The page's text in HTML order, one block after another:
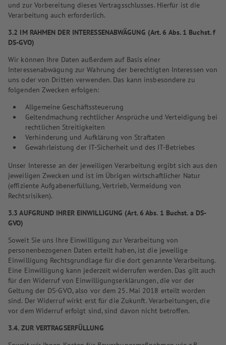
und zur Vorbereitung dieses Vertragsschlusses. Hierfür ist die
Verarbeitung auch erforderlich.
3.2 IM RAHMEN DER INTERESSENABWÄGUNG (Art. 6 Abs. 1 Buchst. f
DS-GVO)
Wir können Ihre Daten außerdem auf Basis einer
Interessenabwägung zur Wahrung der berechtigten Interessen von
uns oder von Dritten verwenden. Das kann insbesondere zu
folgenden Zwecken erfolgen:
Allgemeine Geschäftssteuerung
Geltendmachung rechtlicher Ansprüche und Verteidigung bei
rechtlichen Streitigkeiten
Verhinderung und Aufklärung von Straftaten
Gewährleistung der IT-Sicherheit und des IT-Betriebes
Unser Interesse an der jeweiligen Verarbeitung ergibt sich aus den
jeweiligen Zwecken und ist im Übrigen wirtschaftlicher Natur
(effiziente Aufgabenerfüllung, Vertrieb, Vermeidung von
Rechtsrisiken).
3.3 AUFGRUND IHRER EINWILLIGUNG (Art. 6 Abs. 1 Buchst. a DS-
GVO)
Soweit Sie uns Ihre Einwilligung zur Verarbeitung von
personenbezogenen Daten erteilt haben, ist die jeweilige
Einwilligung Rechtsgrundlage für die dort genannte Verarbeitung.
Eine Einwilligung kann jederzeit widerrufen werden. Das gilt auch
für den Widerruf von Einwilligungserklärungen, die vor der
Geltung der DS-GVO, also vor dem 25. Mai 2018 erteilt worden
sind. Der Widerruf wirkt erst für die Zukunft. Verarbeitungen, die
vor dem Widerruf erfolgt sind, sind davon nicht betroffen.
3.4. ZUR VERTRAGSERFÜLLUNG